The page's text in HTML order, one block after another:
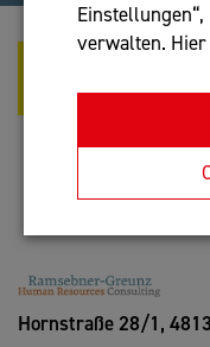
verwalten.
MAG.
Hornstraße 28/1,